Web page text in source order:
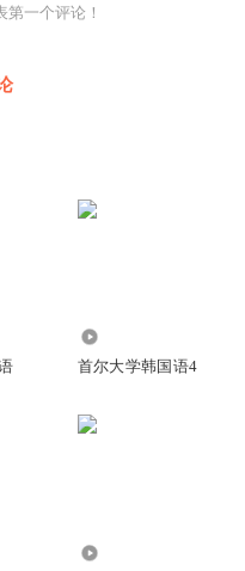
一个评论！
首尔大学韩国语4